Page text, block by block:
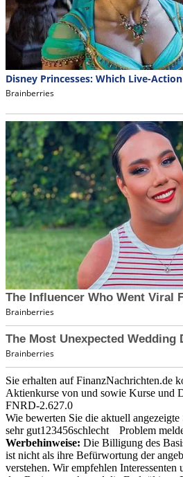
Sie erhalten auf FinanzNachrichten.de
Aktienkurse von und sowie Kurse und
FNRD-2.627.0
Wie bewerten Sie die aktuell angezeigte
sehr gut1 23456schlecht
Problem
Werbehinweise: Die Billigung des
ist nicht als ihre Befürwortung der
verstehen. Wir empfehlen Interessenten